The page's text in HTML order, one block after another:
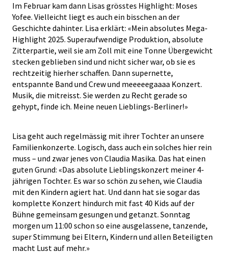
Im Februar kam dann Lisas grösstes Highlight: Moses
Yofee. Vielleicht liegt es auch ein bisschen an der
Geschichte dahinter. Lisa erklärt: «Mein absolutes Mega-
Highlight 2025. Superaufwendige Produktion, absolute
Zitterpartie, weil sie am Zoll mit eine Tonne Übergewicht
stecken geblieben sind und nicht sicher war, ob sie es
rechtzeitig hierher schaffen. Dann supernette,
entspannte Band und Crew und meeeeegaaaa Konzert.
Musik, die mitreisst. Sie werden zu Recht gerade so
gehypt, finde ich. Meine neuen Lieblings-Berliner!»
Lisa geht auch regelmässig mit ihrer Tochter an unsere
Familienkonzerte. Logisch, dass auch ein solches hier rein
muss – und zwar jenes von Claudia Masika. Das hat einen
guten Grund: «Das absolute Lieblingskonzert meiner 4-
jährigen Tochter. Es war so schön zu sehen, wie Claudia
mit den Kindern agiert hat. Und dann hat sie sogar das
komplette Konzert hindurch mit fast 40 Kids auf der
Bühne gemeinsam gesungen und getanzt. Sonntag
morgen um 11:00 schon so eine ausgelassene, tanzende,
super Stimmung bei Eltern, Kindern und allen Beteiligten
macht Lust auf mehr.»